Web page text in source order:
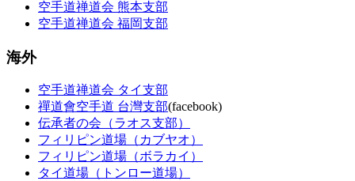
空手道禅道会 熊本支部
空手道禅道会 福岡支部
海外
空手道禅道会 タイ支部
禪道會空手道 台灣支部(facebook)
伝承者の会（ラオス支部）
フィリピン道場（カブヤオ）
フィリピン道場（ボラカイ）
タイ道場（トンロー道場）